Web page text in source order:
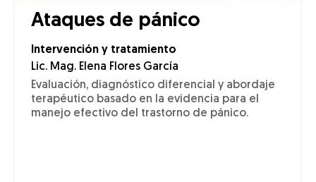
Ataques de pánico
Intervención y tratamiento
Lic. Mag. Elena Flores García
Evaluación, diagnóstico diferencial y abordaje
terapéutico basado en la evidencia para el
manejo efectivo del trastorno de pánico.